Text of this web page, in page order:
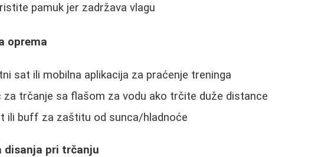
pamuk jer zadržava vlagu
oprema
sat ili mobilna aplikacija za praćenje treninga
za trčanje sa flašom za vodu ako trčite duže distance
ili buff za zaštitu od sunca/hladnoće
disanja pri trčanju